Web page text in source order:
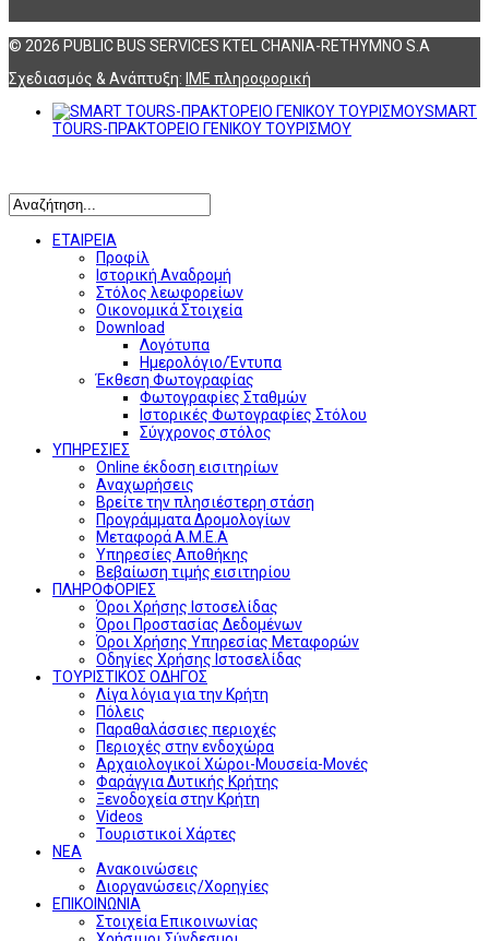
© 2026 PUBLIC BUS SERVICES KTEL CHANIA-RETHYMNO S.A
Σχεδιασμός & Ανάπτυξη: ΙΜΕ πληροφορική
SMART
TOURS-ΠΡΑΚΤΟΡΕΙΟ ΓΕΝΙΚΟΥ ΤΟΥΡΙΣΜΟΥ
ΕΤΑΙΡΕΙΑ
Προφίλ
Ιστορική Αναδρομή
Στόλος λεωφορείων
Οικονομικά Στοιχεία
Download
Λογότυπα
Ημερολόγιο/Έντυπα
Έκθεση Φωτογραφίας
Φωτογραφίες Σταθμών
Ιστορικές Φωτογραφίες Στόλου
Σύγχρονος στόλος
ΥΠΗΡΕΣΙΕΣ
Online έκδοση εισιτηρίων
Αναχωρήσεις
Βρείτε την πλησιέστερη στάση
Προγράμματα Δρομολογίων
Μεταφορά Α.Μ.Ε.Α
Υπηρεσίες Αποθήκης
Βεβαίωση τιμής εισιτηρίου
ΠΛΗΡΟΦΟΡΙΕΣ
Όροι Χρήσης Ιστοσελίδας
Όροι Προστασίας Δεδομένων
Όροι Χρήσης Υπηρεσίας Μεταφορών
Οδηγίες Χρήσης Ιστοσελίδας
ΤΟΥΡΙΣΤΙΚΟΣ ΟΔΗΓΟΣ
Λίγα λόγια για την Κρήτη
Πόλεις
Παραθαλάσσιες περιοχές
Περιοχές στην ενδοχώρα
Αρχαιολογικοί Χώροι-Μουσεία-Μονές
Φαράγγια Δυτικής Κρήτης
Ξενοδοχεία στην Κρήτη
Videos
Τουριστικοί Χάρτες
ΝΕΑ
Ανακοινώσεις
Διοργανώσεις/Χορηγίες
ΕΠΙΚΟΙΝΩΝΙΑ
Στοιχεία Επικοινωνίας